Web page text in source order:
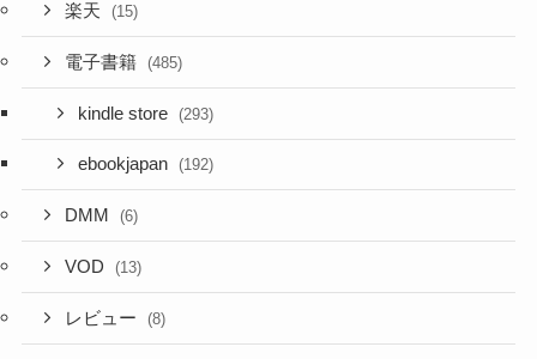
楽天 (15)
電子書籍 (485)
kindle store (293)
ebookjapan (192)
DMM (6)
VOD (13)
レビュー (8)